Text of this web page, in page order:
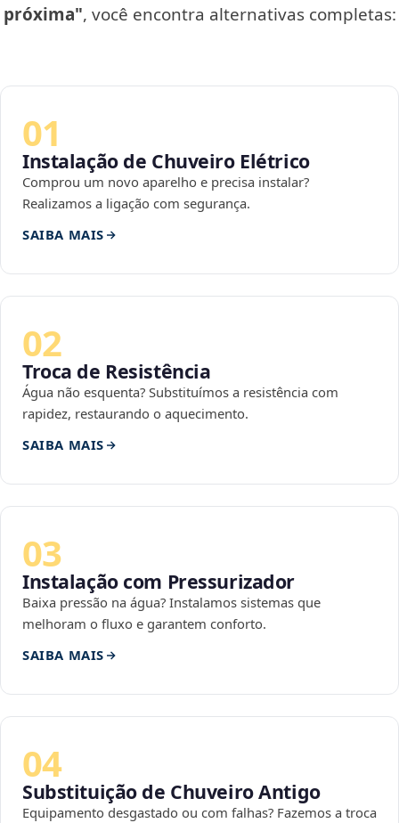
próxima", você encontra alternativas completas:
01
Instalação de Chuveiro Elétrico
Comprou um novo aparelho e precisa instalar?
Realizamos a ligação com segurança.
SAIBA MAIS
02
Troca de Resistência
Água não esquenta? Substituímos a resistência com
rapidez, restaurando o aquecimento.
SAIBA MAIS
03
Instalação com Pressurizador
Baixa pressão na água? Instalamos sistemas que
melhoram o fluxo e garantem conforto.
SAIBA MAIS
04
Substituição de Chuveiro Antigo
Equipamento desgastado ou com falhas? Fazemos a troca